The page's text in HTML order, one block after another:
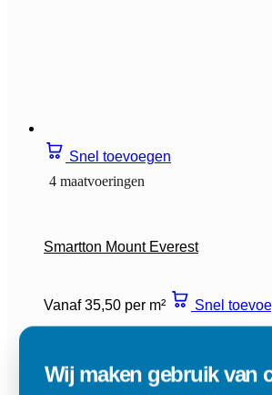
Snel toevoegen
4 maatvoeringen
Smartton Mount Everest
Vanaf 35,50 per m² Snel
Wij maken gebruik van